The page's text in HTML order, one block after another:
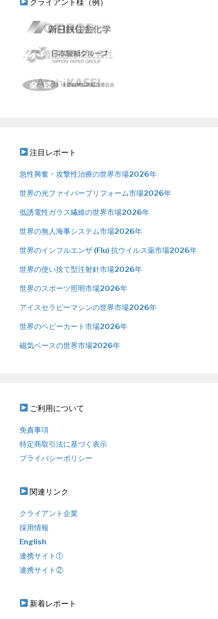
クライアント様（例）
注目レポート
急性興奮・攻撃性治療の世界市場2026年
世界の光ファイバープリフォーム市場2026年
低誘電性ガラス繊維の世界市場2026年
世界の無人海事システム市場2026年
世界のインフルエンザ (Flu) 抗ウイルス薬市場2026年
世界の使い捨て型注射針市場2026年
世界のスポーツ照明市場2026年
アイスセラピーマシンの世界市場2026年
世界のベビーカート市場2026年
磁気ベースの世界市場2026年
ご利用について
免責事項
特定商取引法に基づく表示
プライバシーポリシー
関連リンク
クライアント企業
採用情報
English
連携サイト①
連携サイト②
新着レポート